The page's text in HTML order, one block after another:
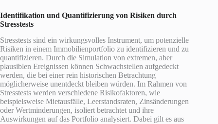
Identifikation und Quantifizierung von Risiken durch
Stresstests
Stresstests sind ein wirkungsvolles Instrument, um potenzielle
Risiken in einem Immobilienportfolio zu identifizieren und zu
quantifizieren. Durch die Simulation von extremen, aber
plausiblen Ereignissen können Schwachstellen aufgedeckt
werden, die bei einer rein historischen Betrachtung
möglicherweise unentdeckt bleiben würden. Im Rahmen von
Stresstests werden verschiedene Risikofaktoren, wie
beispielsweise Mietausfälle, Leerstandsraten, Zinsänderungen
oder Wertminderungen, isoliert betrachtet und ihre
Auswirkungen auf das Portfolio analysiert. Dabei gilt es aus